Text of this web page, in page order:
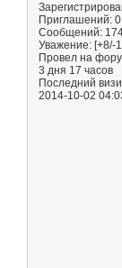
Приглашений: 0
Сообщений:
Уважение: [+8/-
Провел на
3 дня 17 часов
Последний
2014-10-02